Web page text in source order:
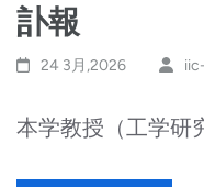
訃報
24 3月,2026
本学教授（工学研